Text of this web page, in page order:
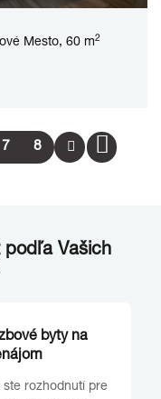
Mesto, 60 m2
7 8
podľa Vašich
byty na
ste rozhodnutí pre